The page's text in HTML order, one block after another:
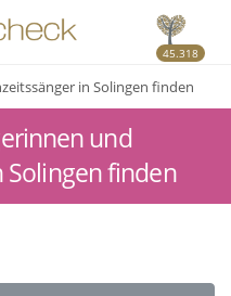
45.318
in Solingen finden
und
Solingen finden